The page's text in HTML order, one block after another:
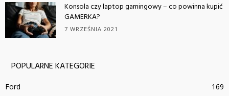
Konsola czy laptop gamingowy – co powinna kupić
GAMERKA?
7 WRZEŚNIA 2021
POPULARNE KATEGORIE
Ford
169